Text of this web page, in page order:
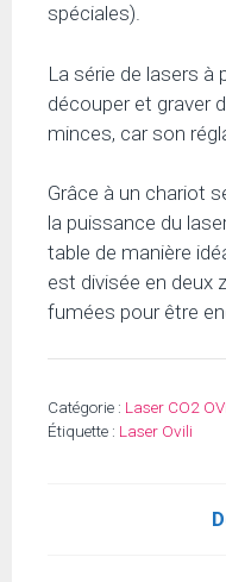
spéciales).
La série de lasers à
découper et graver
minces, car son
Grâce à un chariot
la puissance du
table de manière
est divisée en deux
fumées pour être
Catégorie : Laser CO2
Étiquette : Laser Ovili